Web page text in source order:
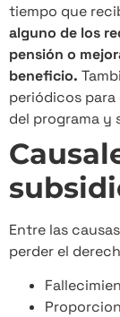
tiempo que
alguno de los
pensión o
beneficio.
periódicos
del programa y
Entre las
perder el